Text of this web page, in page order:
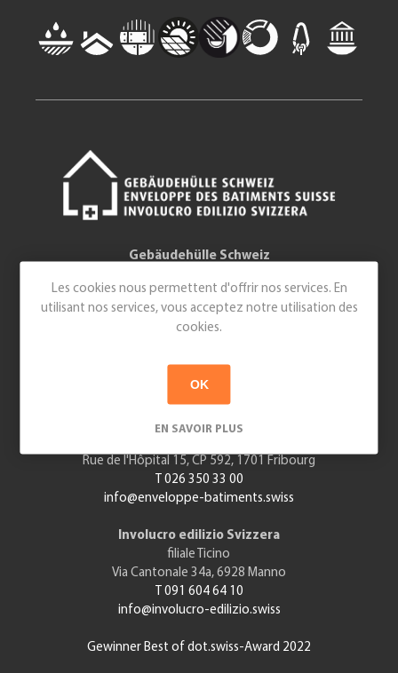
Gebäudehülle Schweiz
Verband Schweizerischer Gebäudehüllen-Unternehmen
Lindenstrasse 4, 9240 Uzwil SG
T 071 955 70 30
Enveloppe des bâtiments Suisse
filiale Suisse Romande
Association des entrepreneurs d’enveloppe des bâtiments
Rue de l'Hôpital 15, CP 592, 1701 Fribourg
T 026 350 33 00
info@enveloppe-batiments.swiss
Involucro edilizio Svizzera
filiale Ticino
Via Cantonale 34a, 6928 Manno
T 091 604 64 10
info@involucro-edilizio.swiss
Gewinner Best of dot.swiss-Award 2022
Les cookies nous permettent d'offrir nos services. En
utilisant nos services, vous acceptez notre utilisation des
cookies.
OK
EN SAVOIR PLUS